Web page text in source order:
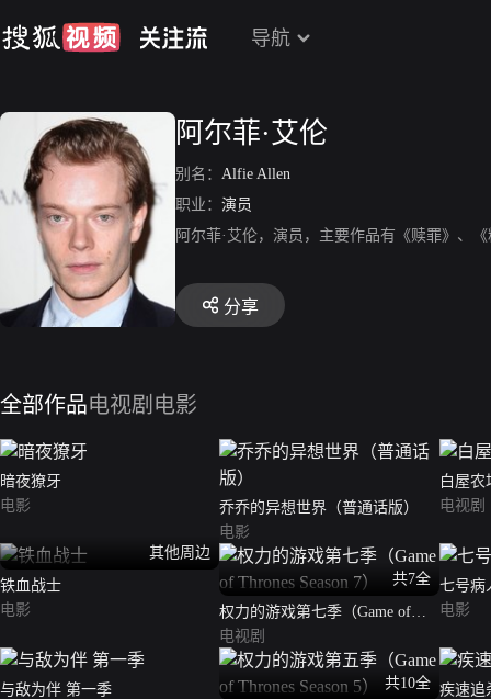
导航
阿尔菲·艾伦
别名： Alfie Allen
职业： 演员
阿尔菲·艾伦，演员，主要作品有《赎罪》、
分享
全部作品电视剧 电影
暗夜獠牙
电影
乔乔的异想世界（普通话版）
电影
白屋农
电视剧
其他周边
铁血战士
电影
共7全
权力的游戏第七季（Game of
Thrones Season 7）
电视剧
七号病
电影
与敌为伴 第一季
共10全 疾速追